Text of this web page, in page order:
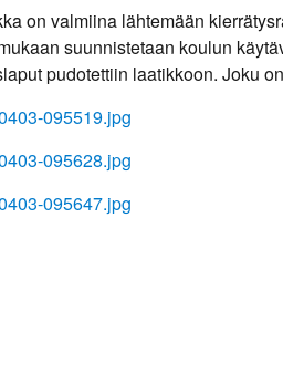
on valmiina lähtemään
suunnistetaan koulun
pudotettiin laatikkoon. Joku